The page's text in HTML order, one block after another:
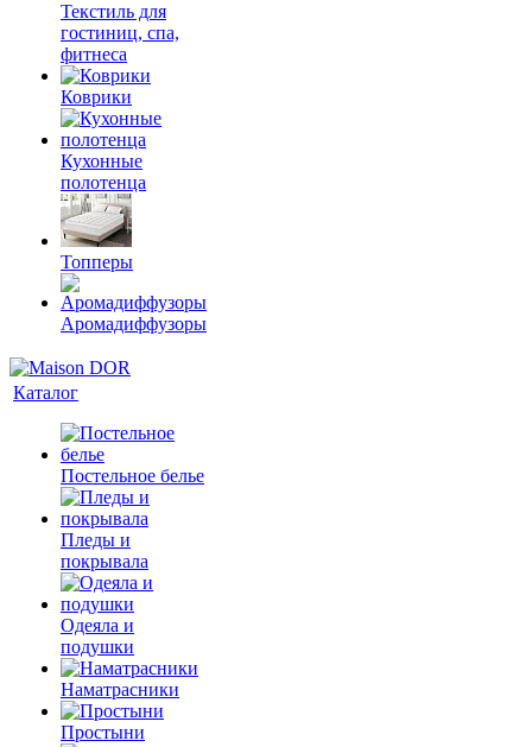
Текстиль для
гостиниц, спа,
фитнеса
Коврики
Кухонные
полотенца
Топперы
Аромадиффузоры
Каталог
Постельное белье
Пледы и
покрывала
Одеяла и
подушки
Наматрасники
Простыни